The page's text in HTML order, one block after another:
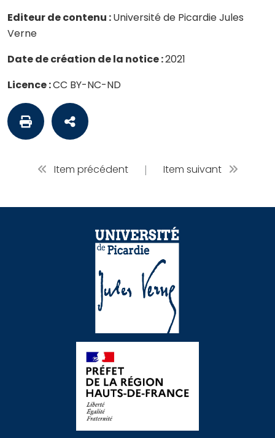
Editeur de contenu :Université de Picardie Jules
Verne
Date de création de la notice :2021
Licence :CC BY-NC-ND
Item précédent | Item suivant